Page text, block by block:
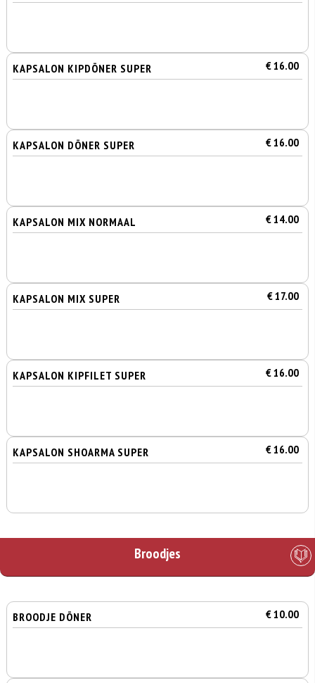
KAPSALON KIPDÖNER SUPER € 16.00
KAPSALON DÖNER SUPER € 16.00
KAPSALON MIX NORMAAL € 14.00
KAPSALON MIX SUPER € 17.00
KAPSALON KIPFILET SUPER € 16.00
KAPSALON SHOARMA SUPER € 16.00
Broodjes
BROODJE DÖNER € 10.00